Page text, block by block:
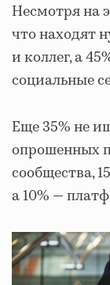
Несмотря на
что находят
и коллег, а
социальные
Еще 35% не
опрошенных
сообщества,
а 10% —